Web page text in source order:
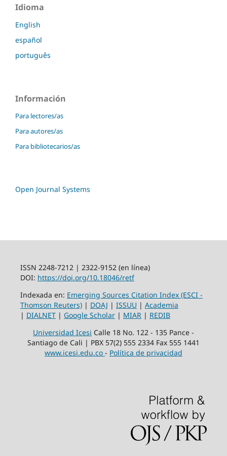
Idioma
English
español
português
Información
Para lectores/as
Para autores/as
Para bibliotecarios/as
Open Journal Systems
ISSN 2248-7212 | 2322-9152 (en línea)
DOI: https://doi.org/10.18046/retf
Indexada en: Emerging Sources Citation Index (ESCI -
Thomson Reuters)| DOAJ | ISSUU | Academia
| DIALNET| Google Scholar| MIAR| REDIB
Universidad Icesi Calle 18 No. 122 - 135 Pance -
Santiago de Cali | PBX 57(2) 555 2334 Fax 555 1441
www.icesi.edu.co - Política de privacidad